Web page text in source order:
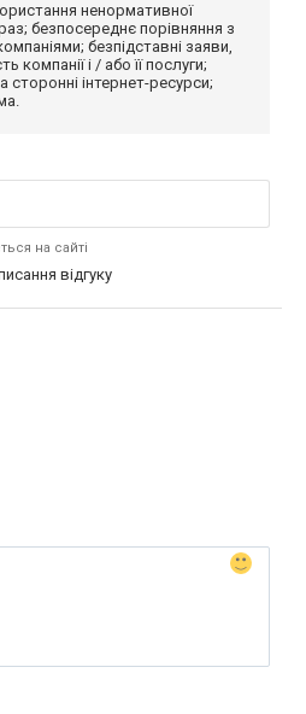
ненормативної
безпосереднє порівняння з
безпідставні заяви,
компанії і / або її послуги;
інтернет-ресурси;
на сайті
відгуку